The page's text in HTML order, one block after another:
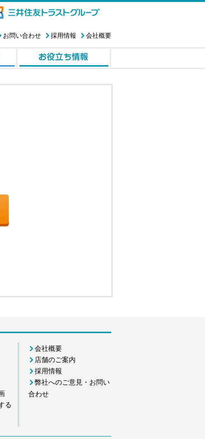
会社概要
採用情報
お問い合わせ
る
会社概要
店舗のご案内
採用情報
弊社へのご意見・お問い
合わせ